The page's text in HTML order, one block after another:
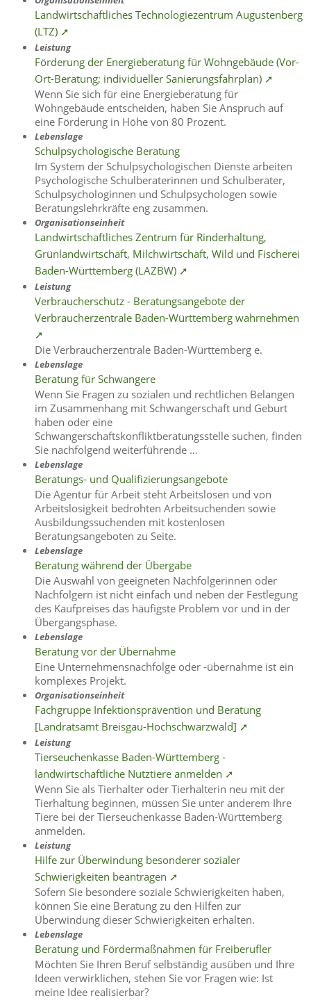
Landwirtschaftliches Technologiezentrum Augustenberg
(LTZ) ➚
Leistung
Förderung der Energieberatung für Wohngebäude (Vor-
Ort-Beratung; individueller Sanierungsfahrplan) ➚
Wenn Sie sich für eine Energieberatung für
Wohngebäude entscheiden, haben Sie Anspruch auf
eine Förderung in Höhe von 80 Prozent.
Lebenslage
Schulpsychologische Beratung
Im System der Schulpsychologischen Dienste arbeiten
Psychologische Schulberaterinnen und Schulberater,
Schulpsychologinnen und Schulpsychologen sowie
Beratungslehrkräfte eng zusammen.
Organisationseinheit
Landwirtschaftliches Zentrum für Rinderhaltung,
Grünlandwirtschaft, Milchwirtschaft, Wild und Fischerei
Baden-Württemberg (LAZBW) ➚
Leistung
Verbraucherschutz - Beratungsangebote der
Verbraucherzentrale Baden-Württemberg wahrnehmen
➚
Die Verbraucherzentrale Baden-Württemberg e.
Lebenslage
Beratung für Schwangere
Wenn Sie Fragen zu sozialen und rechtlichen Belangen
im Zusammenhang mit Schwangerschaft und Geburt
haben oder eine
Schwangerschaftskonfliktberatungsstelle suchen, finden
Sie nachfolgend weiterführende …
Lebenslage
Beratungs- und Qualifizierungsangebote
Die Agentur für Arbeit steht Arbeitslosen und von
Arbeitslosigkeit bedrohten Arbeitsuchenden sowie
Ausbildungssuchenden mit kostenlosen
Beratungsangeboten zu Seite.
Lebenslage
Beratung während der Übergabe
Die Auswahl von geeigneten Nachfolgerinnen oder
Nachfolgern ist nicht einfach und neben der Festlegung
des Kaufpreises das häufigste Problem vor und in der
Übergangsphase.
Lebenslage
Beratung vor der Übernahme
Eine Unternehmensnachfolge oder -übernahme ist ein
komplexes Projekt.
Organisationseinheit
Fachgruppe Infektionsprävention und Beratung
[Landratsamt Breisgau-Hochschwarzwald] ➚
Leistung
Tierseuchenkasse Baden-Württemberg -
landwirtschaftliche Nutztiere anmelden ➚
Wenn Sie als Tierhalter oder Tierhalterin neu mit der
Tierhaltung beginnen, müssen Sie unter anderem Ihre
Tiere bei der Tierseuchenkasse Baden-Württemberg
anmelden.
Leistung
Hilfe zur Überwindung besonderer sozialer
Schwierigkeiten beantragen ➚
Sofern Sie besondere soziale Schwierigkeiten haben,
können Sie eine Beratung zu den Hilfen zur
Überwindung dieser Schwierigkeiten erhalten.
Lebenslage
Beratung und Fördermaßnahmen für Freiberufler
Möchten Sie Ihren Beruf selbständig ausüben und Ihre
Ideen verwirklichen, stehen Sie vor Fragen wie: Ist
meine Idee realisierbar?